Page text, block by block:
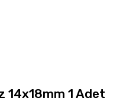
14x18mm 1 Adet